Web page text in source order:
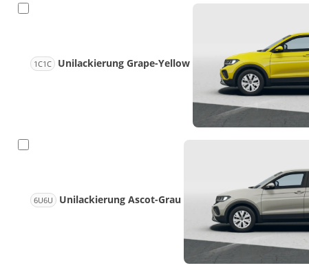
1C1C Unilackierung Grape-Yellow
6U6U Unilackierung Ascot-Grau